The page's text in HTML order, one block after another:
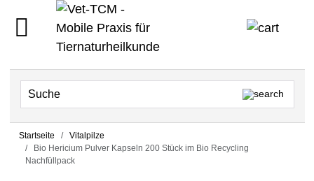
Startseite
Vitalpilze
Bio Hericium Pulver Kapseln 200 Stück im Bio Recycling
Nachfüllpack